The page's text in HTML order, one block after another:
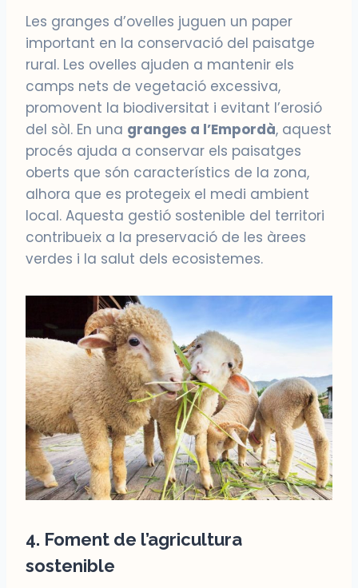
Les granges d’ovelles juguen un paper
important en la conservació del paisatge
rural. Les ovelles ajuden a mantenir els
camps nets de vegetació excessiva,
promovent la biodiversitat i evitant l’erosió
del sòl. En una granges a l’Empordà, aquest
procés ajuda a conservar els paisatges
oberts que són característics de la zona,
alhora que es protegeix el medi ambient
local. Aquesta gestió sostenible del territori
contribueix a la preservació de les àrees
verdes i la salut dels ecosistemes.
4. Foment de l’agricultura
sostenible